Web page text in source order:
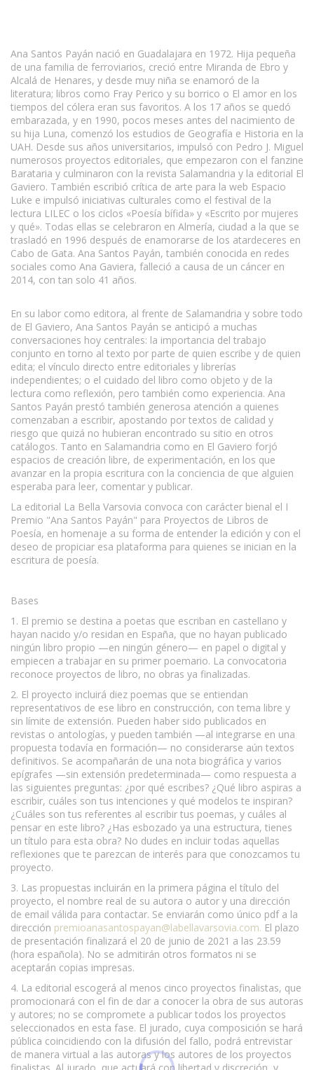
Ana Santos Payán nació en Guadalajara en 1972. Hija pequeña
de una familia de ferroviarios, creció entre Miranda de Ebro y
Alcalá de Henares, y desde muy niña se enamoró de la
literatura; libros como Fray Perico y su borrico o El amor en los
tiempos del cólera eran sus favoritos. A los 17 años se quedó
embarazada, y en 1990, pocos meses antes del nacimiento de
su hija Luna, comenzó los estudios de Geografía e Historia en la
UAH. Desde sus años universitarios, impulsó con Pedro J. Miguel
numerosos proyectos editoriales, que empezaron con el fanzine
Barataria y culminaron con la revista Salamandria y la editorial El
Gaviero. También escribió crítica de arte para la web Espacio
Luke e impulsó iniciativas culturales como el festival de la
lectura LILEC o los ciclos «Poesía bífida» y «Escrito por mujeres
y qué». Todas ellas se celebraron en Almería, ciudad a la que se
trasladó en 1996 después de enamorarse de los atardeceres en
Cabo de Gata. Ana Santos Payán, también conocida en redes
sociales como Ana Gaviera, falleció a causa de un cáncer en
2014, con tan solo 41 años.
En su labor como editora, al frente de Salamandria y sobre todo
de El Gaviero, Ana Santos Payán se anticipó a muchas
conversaciones hoy centrales: la importancia del trabajo
conjunto en torno al texto por parte de quien escribe y de quien
edita; el vínculo directo entre editoriales y librerías
independientes; o el cuidado del libro como objeto y de la
lectura como reflexión, pero también como experiencia. Ana
Santos Payán prestó también generosa atención a quienes
comenzaban a escribir, apostando por textos de calidad y
riesgo que quizá no hubieran encontrado su sitio en otros
catálogos. Tanto en Salamandria como en El Gaviero forjó
espacios de creación libre, de experimentación, en los que
avanzar en la propia escritura con la conciencia de que alguien
esperaba para leer, comentar y publicar.
La editorial La Bella Varsovia convoca con carácter bienal el I
Premio "Ana Santos Payán" para Proyectos de Libros de
Poesía, en homenaje a su forma de entender la edición y con el
deseo de propiciar esa plataforma para quienes se inician en la
escritura de poesía.
Bases
1. El premio se destina a poetas que escriban en castellano y
hayan nacido y/o residan en España, que no hayan publicado
ningún libro propio —en ningún género— en papel o digital y
empiecen a trabajar en su primer poemario. La convocatoria
reconoce proyectos de libro, no obras ya finalizadas.
2. El proyecto incluirá diez poemas que se entiendan
representativos de ese libro en construcción, con tema libre y
sin límite de extensión. Pueden haber sido publicados en
revistas o antologías, y pueden también —al integrarse en una
propuesta todavía en formación— no considerarse aún textos
definitivos. Se acompañarán de una nota biográfica y varios
epígrafes —sin extensión predeterminada— como respuesta a
las siguientes preguntas: ¿por qué escribes? ¿Qué libro aspiras a
escribir, cuáles son tus intenciones y qué modelos te inspiran?
¿Cuáles son tus referentes al escribir tus poemas, y cuáles al
pensar en este libro? ¿Has esbozado ya una estructura, tienes
un título para esta obra? No dudes en incluir todas aquellas
reflexiones que te parezcan de interés para que conozcamos tu
proyecto.
3. Las propuestas incluirán en la primera página el título del
proyecto, el nombre real de su autora o autor y una dirección
de email válida para contactar. Se enviarán como único pdf a la
dirección premioanasantospayan@labellavarsovia.com. El plazo
de presentación finalizará el 20 de junio de 2021 a las 23.59
(hora española). No se admitirán otros formatos ni se
aceptarán copias impresas.
4. La editorial escogerá al menos cinco proyectos finalistas, que
promocionará con el fin de dar a conocer la obra de sus autoras
y autores; no se compromete a publicar todos los proyectos
seleccionados en esta fase. El jurado, cuya composición se hará
pública coincidiendo con la difusión del fallo, podrá entrevistar
de manera virtual a las autoras y los autores de los proyectos
finalistas. Al jurado, que actuará con libertad y discreción, y